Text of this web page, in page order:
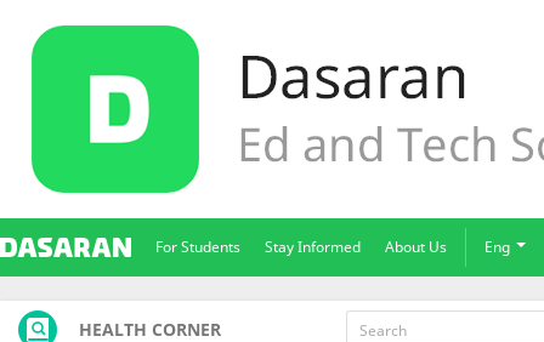
For Students Stay Informed About Us Eng
HEALTH CORNER